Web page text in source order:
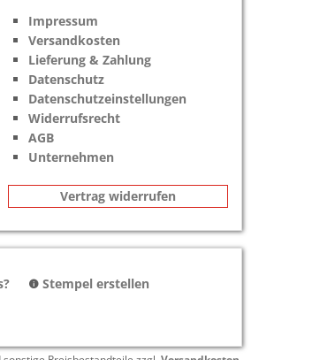
Impressum
Versandkosten
Lieferung & Zahlung
Datenschutz
Datenschutzeinstellungen
Widerrufsrecht
AGB
Unternehmen
Vertrag widerrufen
Stempel erstellen